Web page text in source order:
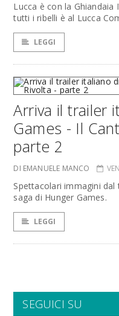
Lucca è con la
tutti i ribelli è al Lucca
LEGGI
Arriva il trailer
Games - Il
parte 2
DI EMANUELE MANCO
Spettacolari immagini
saga di Hunger Games.
LEGGI
SEGUICI SU